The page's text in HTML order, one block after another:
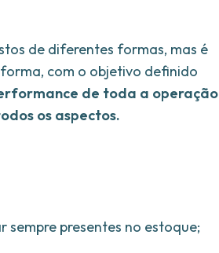
de diferentes formas, mas é
com o objetivo definido
de toda a operação
os aspectos.
presentes no estoque;